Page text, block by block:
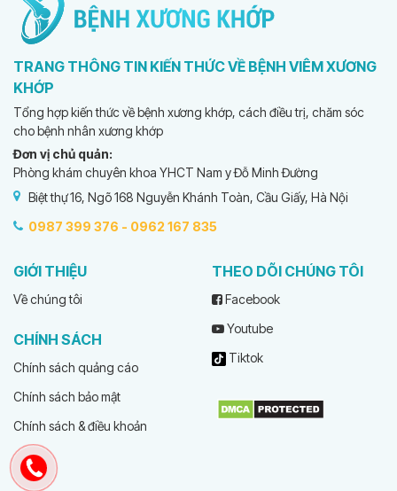
TRANG THÔNG TIN KIẾN THỨC VỀ BỆNH VIÊM XƯƠNG
KHỚP
Tổng hợp kiến thức về bệnh xương khớp, cách điều trị, chăm sóc
cho bệnh nhân xương khớp
Đơn vị chủ quản:
Phòng khám chuyên khoa YHCT Nam y Đỗ Minh Đường
Biệt thự 16, Ngõ 168 Nguyễn Khánh Toàn, Cầu Giấy, Hà Nội
0987 399 376 - 0962 167 835
GIỚI THIỆU
Về chúng tôi
CHÍNH SÁCH
Chính sách quảng cáo
Chính sách bảo mật
Chính sách & điều khoản
THEO DÕI CHÚNG TÔI
Facebook
Youtube
Tiktok